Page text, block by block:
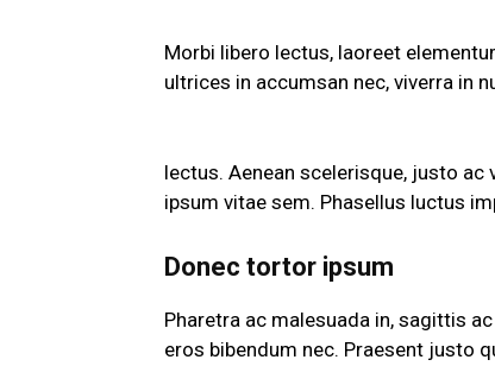
Morbi libero lectus, laoreet
ultrices in accumsan nec, viverra in
lectus. Aenean scelerisque, justo
ipsum vitae sem. Phasellus luctus
Donec tortor ipsum
Pharetra ac malesuada in, sagittis
eros bibendum nec. Praesent justo